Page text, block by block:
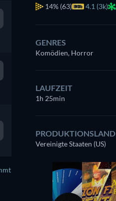
14% (63) 4.1 (3k)
GENRES
Komödien, Horror
LAUFZEIT
1h 25min
PRODUKTIONSLAND
Vereinigte Staaten (US)